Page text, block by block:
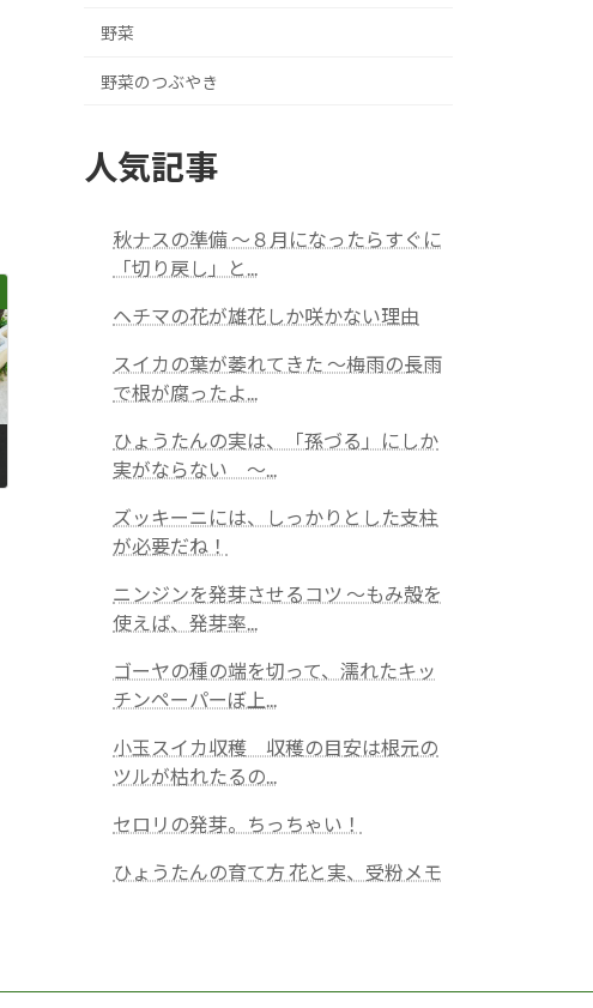
野菜
野菜のつぶやき
人気記事
秋ナスの準備 ～８月になったらすぐに
「切り戻し」と...
ヘチマの花が雄花しか咲かない理由
スイカの葉が萎れてきた 〜梅雨の長雨
で根が腐ったよ...
ひょうたんの実は、「孫づる」にしか
実がならない ～...
ズッキーニには、しっかりとした支柱
が必要だね！
ニンジンを発芽させるコツ ～もみ殻を
使えば、発芽率...
ゴーヤの種の端を切って、濡れたキッ
チンペーパーぼ上...
小玉スイカ収穫 収穫の目安は根元の
ツルが枯れたるの...
セロリの発芽。ちっちゃい！
ひょうたんの育て方 花と実、受粉メモ